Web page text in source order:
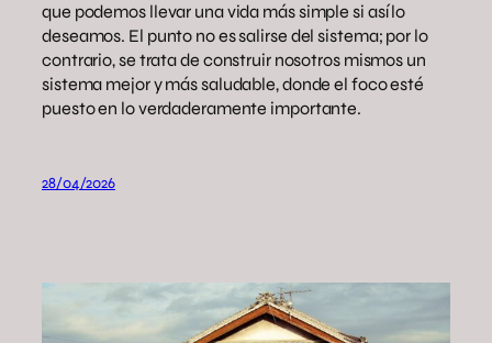
que podemos llevar una vida más simple si así lo
deseamos. El punto no es salirse del sistema; por lo
contrario, se trata de construir nosotros mismos un
sistema mejor y más saludable, donde el foco esté
puesto en lo verdaderamente importante.
28/04/2026